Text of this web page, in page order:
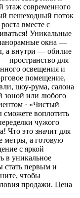
этаж современного
пешеходный поток
вместе с
Уникальные
окна —
а внутри — обилие
пространство для
освещения и
помещение,
шоу-рума, салона
зоной или любого
· «Чистый
воплотить
чужого
Что это значит для
метры, а готовую
с яркой
в уникальное
стать первым и
чтобы
продажи. Цена